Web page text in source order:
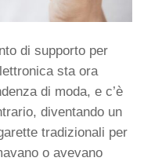
di supporto per
sta ora
di moda, e c’è
diventando un
tradizionali per
o avevano